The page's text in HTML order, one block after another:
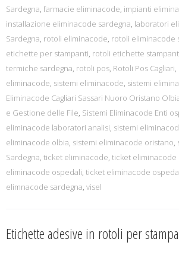
Sardegna, farmacie eliminacode, impianti
installazione eliminacode sardegna, laboratori
Sardegna, rotoli eliminacode, rotoli eliminacode
etichette per stampanti, rotoli etichette
termiche sardegna, rotoli pos, Rotoli Pos Cagliari,
eliminacode, sistemi eliminacode, sistemi
Eliminacode Cagliari Sassari Nuoro Oristano
e Gestione delle File, Sistemi Eliminacode Enti
eliminacode laboratori analisi, sistemi
eliminacode olbia, sistemi eliminacode oristano,
Sardegna, ticket eliminacode, ticket eliminacode
eliminacode ospedali, ticket eliminacode
elimnacode sardegna, visel
Etichette adesive in rotoli per